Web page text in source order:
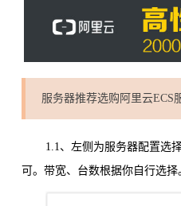
服务器推荐选购阿里云ECS
1.1、左侧为服务器配置选
可。带宽、台数根据你自行选